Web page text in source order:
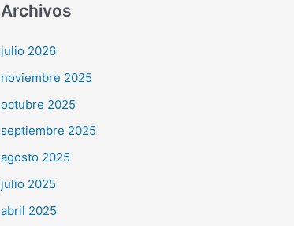
Archivos
julio 2026
noviembre 2025
octubre 2025
septiembre 2025
agosto 2025
julio 2025
abril 2025